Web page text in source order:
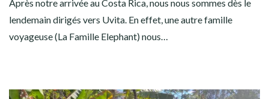
Après notre arrivée au Costa Rica, nous nous sommes dès le
lendemain dirigés vers Uvita. En effet, une autre famille
voyageuse (La Famille Elephant) nous…